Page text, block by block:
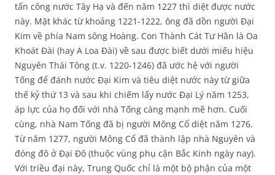
tấn công nước Tây Hạ và đến năm 1227 thì diệt được nước
này. Mặt khác từ khoảng 1221-1222, ông đã dồn người Đại
Kim về phía Nam sông Hoàng. Con Thành Cát Tư Hãn là Oa
Khoát Đài (hay A Loa Đài) về sau được biết dưới miếu hiệu
Nguyên Thái Tông (t.v. 1220-1246) đã ước hệ với người
Tống để đánh nước Đại Kim và tiêu diệt nước này từ giữa
thế kỷ thứ 13 và sau khi chiếm lấy nước Đại Lý năm 1253,
áp lực của họ đối với nhà Tống càng mạnh mẽ hơn. Cuối
cùng, nhà Nam Tống đã bị người Mông Cổ diệt năm 1276.
Từ năm 1277, người Mông Cổ đã thành lập nhà Nguyên và
đóng đô ở Đại Đô (thuộc vùng phụ cận Bắc Kinh ngày nay).
Với triều đại này, Trung Quốc chỉ là một bộ phận của một